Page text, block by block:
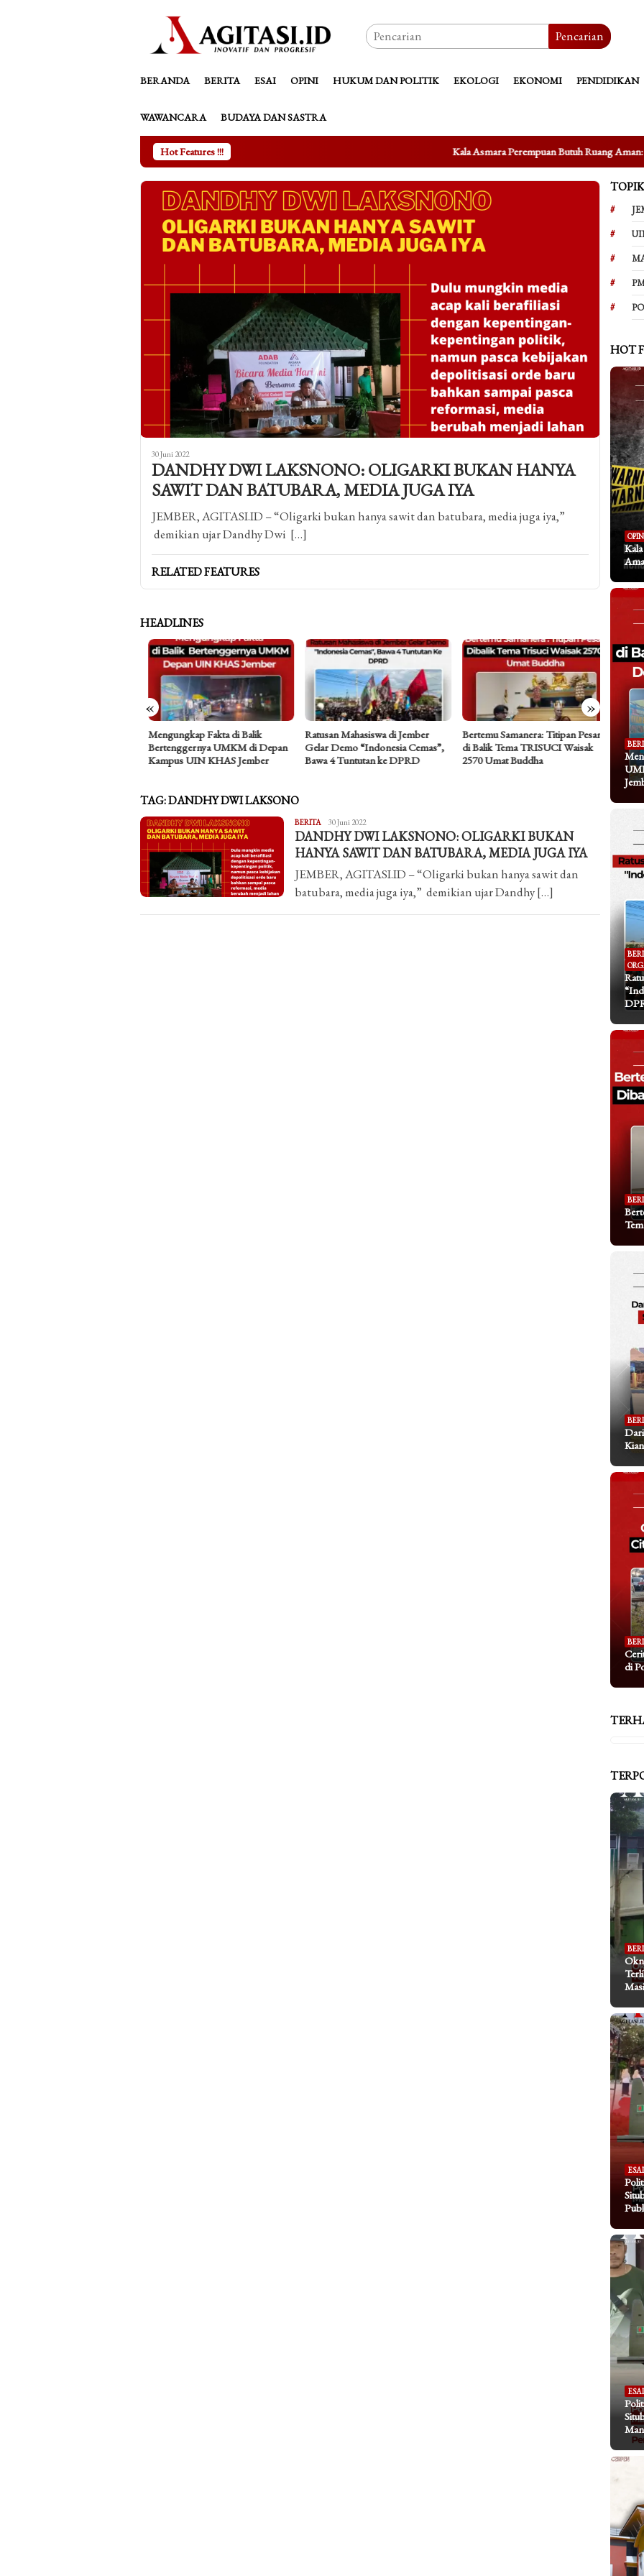
Pencarian
BERANDA BERITA ESAI OPINI HUKUM DAN POLITIK EKOLOGI EKONOMI PENDIDIKAN
WAWANCARA BUDAYA DAN SASTRA
Hot Features !!! Kala Asmara Perempuan Butuh Ruang Aman: Refleksi atas Kasus
30 Juni 2022
DANDHY DWI LAKSNONO: OLIGARKI BUKAN HANYA
SAWIT DAN BATUBARA, MEDIA JUGA IYA
JEMBER, AGITASI.ID – “Oligarki bukan hanya sawit dan batubara, media juga iya,”
demikian ujar Dandhy Dwi […]
RELATED FEATURES
HEADLINES
« »
Mengungkap Fakta di Balik
Bertenggernya UMKM di Depan
Kampus UIN KHAS Jember
Ratusan Mahasiswa di Jember
Gelar Demo “Indonesia Cemas”,
Bawa 4 Tuntutan ke DPRD
Bertemu Samanera: Titipan Pesan
di Balik Tema TRISUCI Waisak
2570 Umat Buddha
Dari
TAG:DANDHY DWI LAKSONO
BERITA Mochammad
Samsi
Ridwan
30 Juni 2022
DANDHY DWI LAKSNONO: OLIGARKI BUKAN
HANYA SAWIT DAN BATUBARA, MEDIA JUGA IYA
JEMBER, AGITASI.ID – “Oligarki bukan hanya sawit dan
batubara, media juga iya,” demikian ujar Dandhy […]
HOT
di
ESAI
ESAI